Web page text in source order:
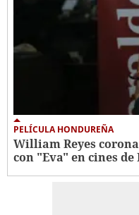
PELÍCULA HONDUREÑA
William Reyes
con "Eva" en cines